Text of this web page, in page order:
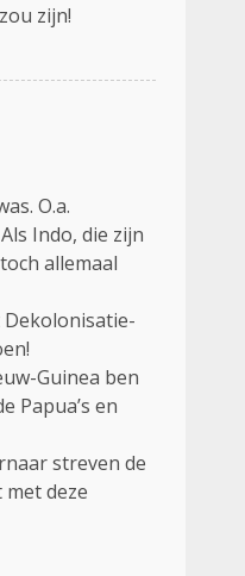
zijn!
O.a.
Indo, die zijn
allemaal
Guinea ben
Papua’s en
streven de
deze